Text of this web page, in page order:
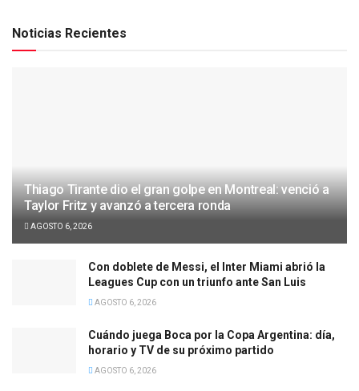
Noticias Recientes
Thiago Tirante dio el gran golpe en Montreal: venció a
Taylor Fritz y avanzó a tercera ronda
AGOSTO 6, 2026
Con doblete de Messi, el Inter Miami abrió la
Leagues Cup con un triunfo ante San Luis
AGOSTO 6, 2026
Cuándo juega Boca por la Copa Argentina: día,
horario y TV de su próximo partido
AGOSTO 6, 2026